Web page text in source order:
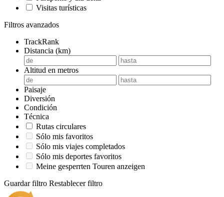
Visitas turísticas
Filtros avanzados
TrackRank
Distancia (km)
Altitud en metros
Paisaje
Diversión
Condición
Técnica
Rutas circulares
Sólo mis favoritos
Sólo mis viajes completados
Sólo mis deportes favoritos
Meine gesperrten Touren anzeigen
Guardar filtro Restablecer filtro